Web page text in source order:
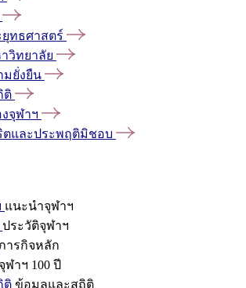
ทธศาสตร์
วิทยาลัย
มยั่งยืน
ติ
จุฬาฯ
ตและประพฤติมิชอบ
แนะนำจุฬาฯ
ประวัติจุฬาฯ
ารกิจหลัก
จุฬาฯ 100 ปี
ติ ข้อมูลและสถิติ